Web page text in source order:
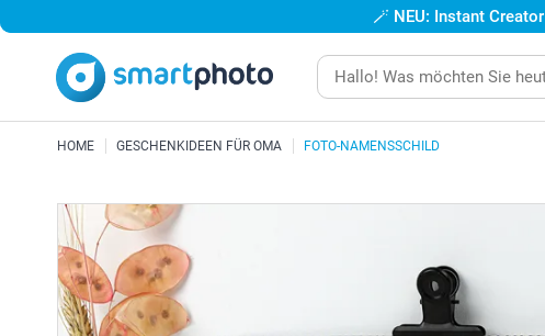
🪄 NEU: Instant Creator
HOME GESCHENKIDEEN FÜR OMA FOTO-NAMENSSCHILD